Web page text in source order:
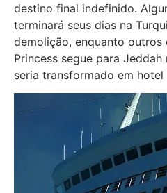
destino final indefinido.
terminará seus dias na
demolição, enquanto
Princess segue para
seria transformado em hotel